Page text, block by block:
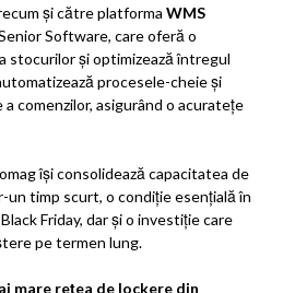
și către platforma WMS
Software, care oferă o
stocurilor și optimizează întregul
procesele-cheie și
comenzilor, asigurând o acuratețe
își consolidează capacitatea de
un timp scurt, o condiție esențială în
Friday, dar și o investiție care
pe termen lung.
mare rețea de lockere din